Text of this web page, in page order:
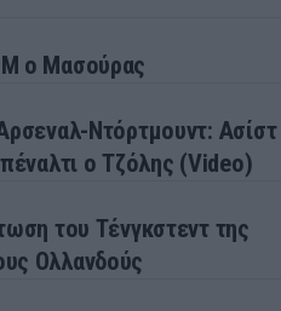
ο Μασούρας
Ντόρτμουντ: Ασίστ
ο Τζόλης (Video)
του Τένγκστεντ της
Ολλανδούς